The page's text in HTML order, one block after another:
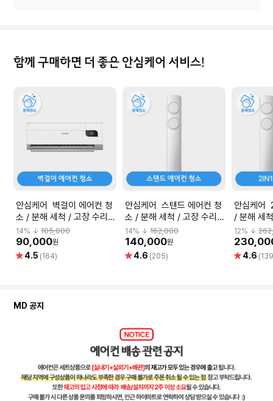
함께 구매하면 더 좋은 안심케어 서비스!
안심케어 벽걸이 에어컨 청
소 / 분해 세척 / 고장 수리
보장
14% ↓ 105,000
90,000원
별 4.5 (164)
안심케어 스탠드 에어컨 청
소 / 분해 세척 / 고장 수리
보장
14% ↓162,000
140,000원
별 4.6 (205)
안심케어
/ 분해 세
12% ↓
별 4.6
MD 공지